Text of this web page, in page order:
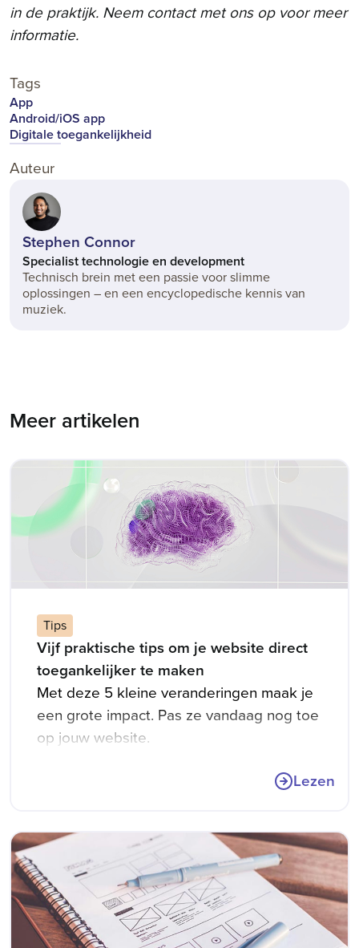
in de praktijk. Neem contact met ons op voor meer
informatie.
Tags
App
Android/iOS app
Digitale toegankelijkheid
Auteur
Stephen Connor
Specialist technologie en development
Technisch brein met een passie voor slimme
oplossingen – en een encyclopedische kennis van
muziek.
Meer artikelen
Tips
Vijf praktische tips om je website direct
toegankelijker te maken
Met deze 5 kleine veranderingen maak je
een grote impact. Pas ze vandaag nog toe
op jouw website.
Lezen